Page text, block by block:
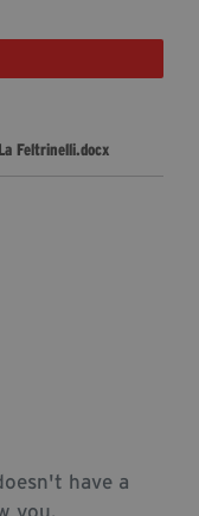
Feltrinelli.docx
have a
you.